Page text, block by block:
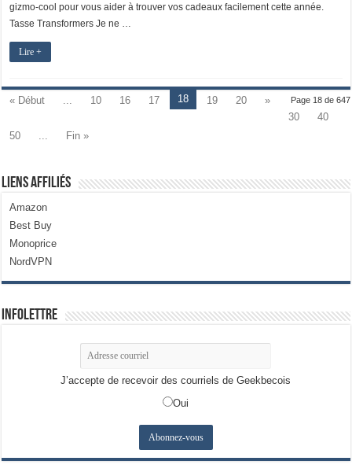
gizmo-cool pour vous aider à trouver vos cadeaux facilement cette année.
Tasse Transformers Je ne …
Lire +
Page 18 de 647
« Début 10 16 17 18 19 20
»
30
40
50
Fin »
Liens Affiliés
Amazon
Best Buy
Monoprice
NordVPN
Infolettre
J’accepte de recevoir des courriels de Geekbecois
Oui